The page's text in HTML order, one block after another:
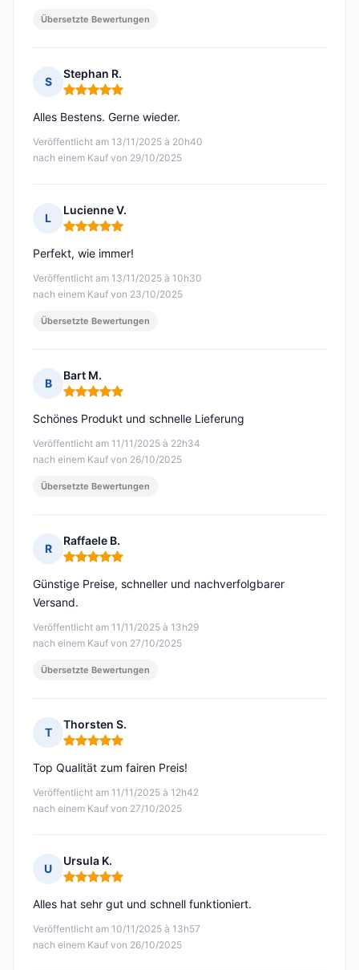
Übersetzte Bewertungen
S
Stephan R.
Hinweis: 5 von 5
Veröffentlicht am 13/11/2025 à 20h40
nach einem Kauf von 29/10/2025
Alles Bestens. Gerne wieder.
L
Lucienne V.
Hinweis: 5 von 5
Veröffentlicht am 13/11/2025 à 10h30
nach einem Kauf von 23/10/2025
Perfekt, wie immer!
Übersetzte Bewertungen
B
Bart M.
Hinweis: 5 von 5
Veröffentlicht am 11/11/2025 à 22h34
nach einem Kauf von 26/10/2025
Schönes Produkt und schnelle Lieferung
Übersetzte Bewertungen
R
Raffaele B.
Hinweis: 5 von 5
Veröffentlicht am 11/11/2025 à 13h29
nach einem Kauf von 27/10/2025
Günstige Preise, schneller und nachverfolgbarer
Versand.
Übersetzte Bewertungen
T
Thorsten S.
Hinweis: 5 von 5
Veröffentlicht am 11/11/2025 à 12h42
nach einem Kauf von 27/10/2025
Top Qualität zum fairen Preis!
U
Ursula K.
Hinweis: 5 von 5
Veröffentlicht am 10/11/2025 à 13h57
nach einem Kauf von 26/10/2025
Alles hat sehr gut und schnell funktioniert.